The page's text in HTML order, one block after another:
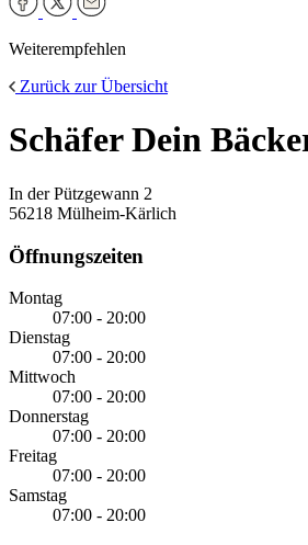
Weiterempfehlen
Zurück zur Übersicht
Schäfer Dein
In der Pützgewann 2
56218 Mülheim-Kärlich
Öffnungszeiten
Montag
07:00 - 20:00
Dienstag
07:00 - 20:00
Mittwoch
07:00 - 20:00
Donnerstag
07:00 - 20:00
Freitag
07:00 - 20:00
Samstag
07:00 - 20:00